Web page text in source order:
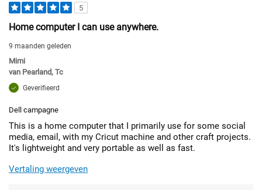
5
Home computer I can use anywhere.
9 maanden geleden
Mimi
van Pearland, Tc
Geverifieerd
Dell campagne
This is a home computer that I primarily use for some social
media, email, with my Cricut machine and other craft projects.
It's lightweight and very portable as well as fast.
Vertaling weergeven